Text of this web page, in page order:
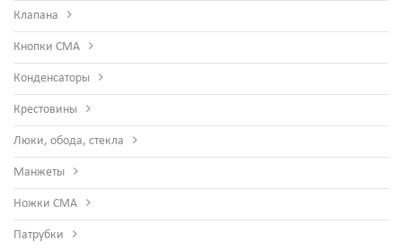
Клапана
Кнопки СМА
Конденсаторы
Крестовины
Люки, обода, стекла
Манжеты
Ножки СМА
Патрубки